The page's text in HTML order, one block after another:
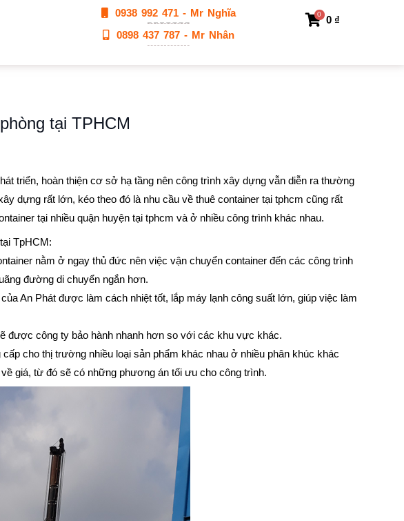
0938 992 471 - Mr Nghĩa
0898 437 787 - Mr Nhân
0 ₫
0
tại TPHCM
triển, hoàn thiện cơ sở hạ tầng nên công trình xây dựng vẫn diễn ra thường
dựng rất lớn, kéo theo đó là nhu cầu về thuê container tại tphcm cũng rất
tại nhiều quận huyện tại tphcm và ở nhiều công trình khác nhau.
TpHCM:
nằm ở ngay thủ đức nên việc vận chuyển container đến các công trình
đường di chuyển ngắn hơn.
của An Phát được làm cách nhiệt tốt, lắp máy lạnh công suất lớn, giúp việc làm
được công ty bảo hành nhanh hơn so với các khu vực khác.
cho thị trường nhiều loại sản phẩm khác nhau ở nhiều phân khúc khác
giá, từ đó sẽ có những phương án tối ưu cho công trình.